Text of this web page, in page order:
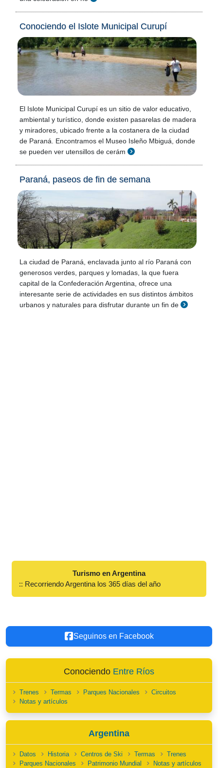
Conociendo el Islote Municipal Curupí
El Islote Municipal Curupí es un sitio de valor educativo,
ambiental y turístico, donde existen pasarelas de madera
y miradores, ubicado frente a la costanera de la ciudad
de Paraná. Encontramos el Museo Isleño Mbiguá, donde
se pueden ver utensillos de cerám
Paraná, paseos de fin de semana
La ciudad de Paraná, enclavada junto al río Paraná con
generosos verdes, parques y lomadas, la que fuera
capital de la Confederación Argentina, ofrece una
interesante serie de actividades en sus distintos ámbitos
urbanos y naturales para disfrutar durante un fin de
Turismo en Argentina
:: Recorriendo Argentina los 365 días del año
Seguinos en Facebook
Conociendo Entre Ríos
Trenes Termas Parques Nacionales
Circuitos
Notas y artículos
Argentina
Datos Historia Centros de Ski Termas
Trenes
Parques Nacionales
Patrimonio Mundial Notas y artículos